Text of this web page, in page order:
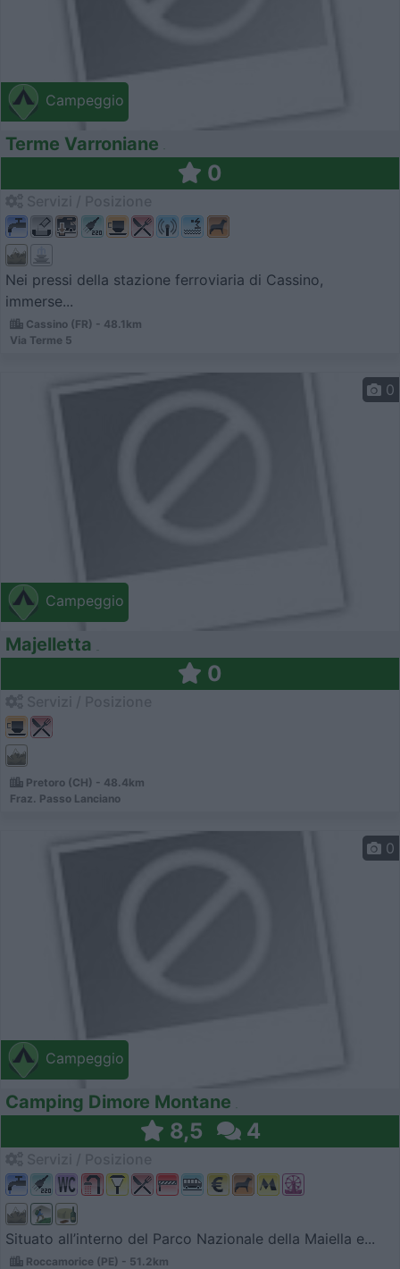
Campeggio
Terme Varroniane
0
Nei pressi della stazione ferroviaria di Cassino,
immerse...
Cassino (FR) - 48.1km
Via Terme 5
Campeggio
0
Majelletta
0
Pretoro (CH) - 48.4km
Fraz. Passo Lanciano
Campeggio
0
Camping Dimore Montane
8,5 4
Situato all’interno del Parco Nazionale della Maiella e...
Roccamorice (PE) - 51.2km